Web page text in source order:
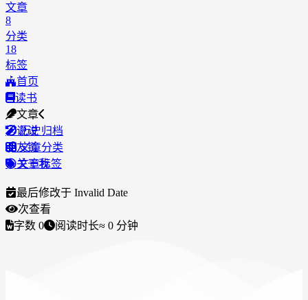
文章
8
分类
18
标签
首页
读书
文章
历史归档
文章分类
文章标签
说说
友链
关于我
最后修改于 Invalid Date
次查看
字数 0 阅读时长≈ 0 分钟